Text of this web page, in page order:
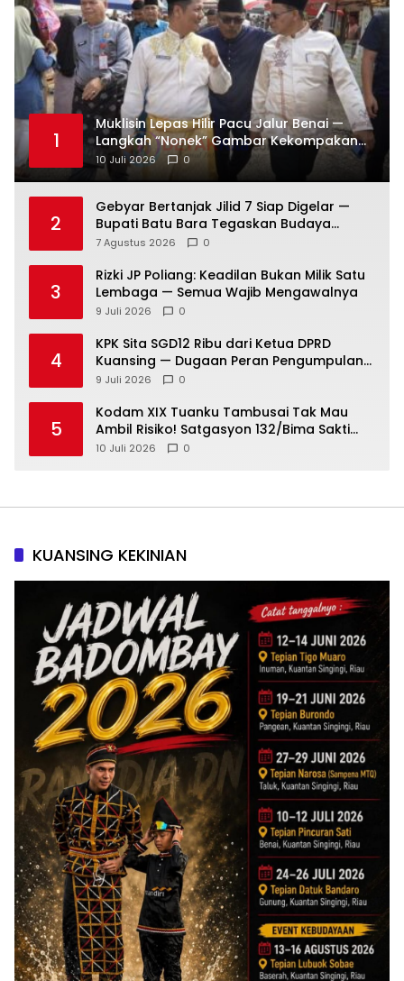
1
Muklisin Lepas Hilir Pacu Jalur Benai —
Langkah “Nonek” Gambar Kekompakan
Pemimpin Kuansing Jadi Simbol Kuat
Lestarikan Budaya
10 Juli 2026 0
2
Gebyar Bertanjak Jilid 7 Siap Digelar —
Bupati Batu Bara Tegaskan Budaya
Melayu Harus Tetap Hidup
7 Agustus 2026 0
3
Rizki JP Poliang: Keadilan Bukan Milik Satu
Lembaga — Semua Wajib Mengawalnya
9 Juli 2026 0
4
KPK Sita SGD12 Ribu dari Ketua DPRD
Kuansing — Dugaan Peran Pengumpulan
Dana Alih Fungsi Hutan Diusut
9 Juli 2026 0
5
Kodam XIX Tuanku Tambusai Tak Mau
Ambil Risiko! Satgasyon 132/Bima Sakti
Diuji Total Sebelum Berangkat Operasi
10 Juli 2026 0
KUANSING KEKINIAN